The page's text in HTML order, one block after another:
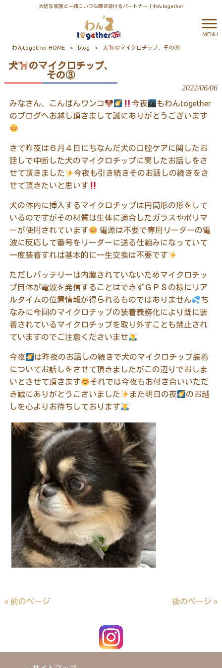
大切な家族と一緒にいつも輝き続けるパートナー｜わんtogether
MENU
わんtogether HOME > blog > 犬 のマイクロチップ、その③
犬
のマイクロチップ、
その③
2022/06/06
みなさん、こんばんワンコ 今夜 もわんtogether
のブログへお越し頂きまして誠にありがとうございます
さて昨夜は６月４日にちなんだ犬の口腔ケアに関したお
話しで中断した犬のマイクロチップに関したお話しをさ
せて頂きました
今夜も引き続きそのお話しの続きをさ
せて頂きたいと思いす
犬の体内に挿入するマイクロチップは円筒形の形をして
いるのですがその材質は生体に適合したガラスやポリマ
ーが使用されています
電源は不要で専用リーダーの電
波に反応して番号をリーダーに送る仕組みになっていて
一度装着すれば基本的に一生交換は不要です
ただしバッテリーは内蔵されていないためマイクロチッ
プ自体が電波を発信することはできずＧＰＳの様にリア
ルタイムの位置情報が得られるものではありません
ち
なみに今回のマイクロチップの装着義務化により既に装
着されているマイクロチップを取り外すことも禁止され
ていますのでご注意くださいませ
今夜
は昨夜のお話しの続きで犬のマイクロチップ装着
についてお話しをさせて頂きましたがこの辺りでおしま
いとさせて頂きます
それでは今夜もお付き合いいただ
き誠にありがとうございました
また明日の夜
のお越
しを心よりお待ちしております
« 前のページ 後のページ »